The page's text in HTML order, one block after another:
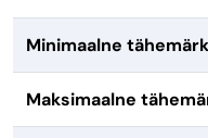
Minimaalne
Maksimaalne